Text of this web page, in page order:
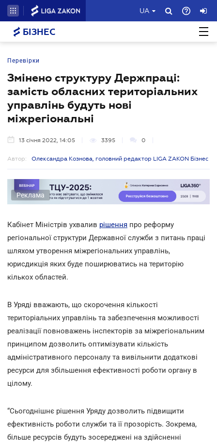
UA
БІЗНЕС
Перевірки
Змінено структуру Держпраці:
замість обласних територіальних
управлінь будуть нові
міжрегіональні
13 січня 2022, 14:05 3395 0
Автор: Олександра Кознова, головний редактор LIGA ZAKON Бізнес
Реклама
Кабінет Міністрів ухвалив рішення про реформу
регіональної структури Державної служби з питань праці
шляхом утворення міжрегіональних управлінь,
юрисдикція яких буде поширюватись на територію
кількох областей.
В Уряді вважають, що скорочення кількості
територіальних управлінь та забезпечення можливості
реалізації повноважень інспекторів за міжрегіональним
принципом дозволить оптимізувати кількість
адміністративного персоналу та вивільнити додаткові
ресурси для збільшення ефективності роботи органу в
цілому.
“Сьогоднішнє рішення Уряду дозволить підвищити
ефективність роботи служби та її прозорість. Зокрема,
більше ресурсів будуть зосереджені на здійсненні